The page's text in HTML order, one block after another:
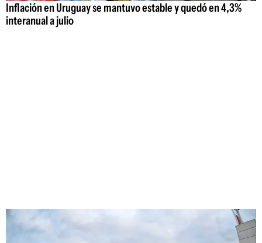
Inflación en Uruguay se mantuvo estable y quedó en 4,3%
interanual a julio